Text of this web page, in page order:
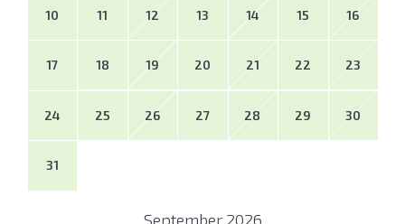
10 11 12 13 14 15 16
17 18 19 20 21 22 23
24 25 26 27 28 29 30
31
September 2026